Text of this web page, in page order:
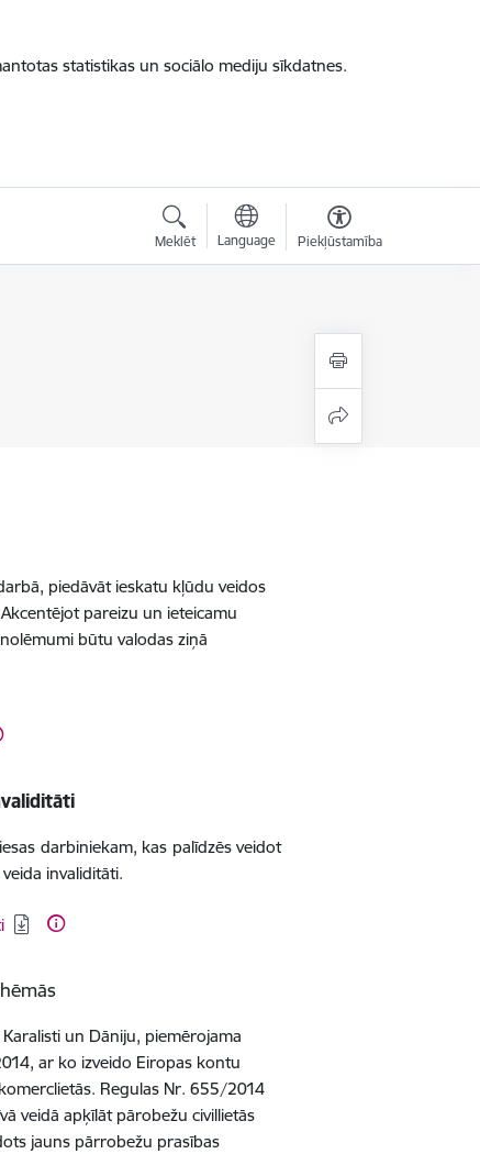
statistikas un sociālo mediju sīkdatnes.
Meklēt Language Piekļūstamība
piedāvāt ieskatu kļūdu veidos
pareizu un ieteicamu
būtu valodas ziņā
darbiniekam, kas palīdzēs veidot
invaliditāti.
un Dāniju, piemērojama
ar ko izveido Eiropas kontu
Regulas Nr. 655/2014
veidā apķīlāt pārobežu civillietās
jauns pārrobežu prasības